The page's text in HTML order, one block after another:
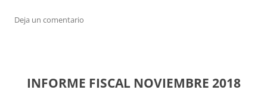
Deja un comentario
INFORME FISCAL NOVIEMBRE 2018